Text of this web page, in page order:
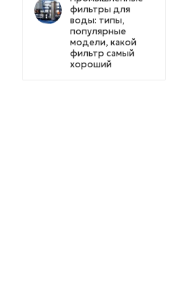
фильтры для
воды: типы,
популярные
модели, какой
фильтр самый
хороший